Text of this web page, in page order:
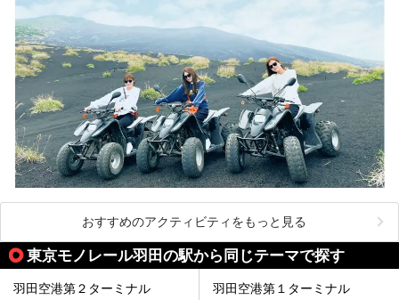
おすすめのアクティビティをもっと見る
東京モノレール羽田の駅から同じテーマで探す
羽田空港第２ターミナル 羽田空港第１ターミナル